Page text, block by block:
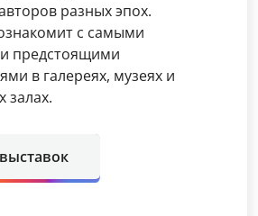
разных эпох.
с самыми
предстоящими
в галереях, музеях и
залах.